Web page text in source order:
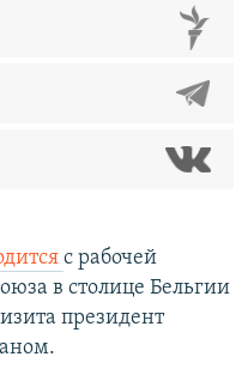
с рабочей
в столице Бельгии
президент